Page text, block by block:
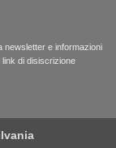
newsletter e informazioni
link di disiscrizione